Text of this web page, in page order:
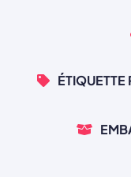
ÉTIQUETTE